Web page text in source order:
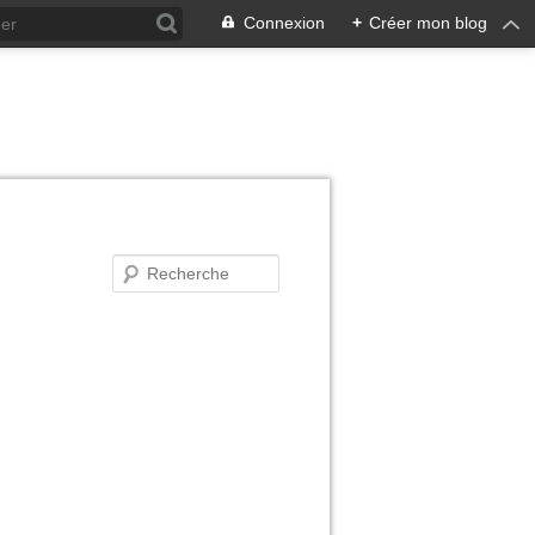
Connexion + Créer mon blog